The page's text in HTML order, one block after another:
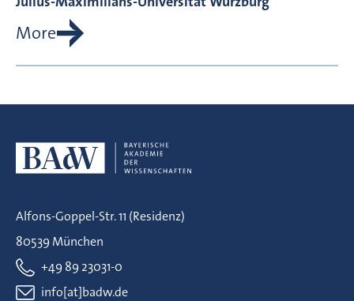
More
Alfons-Goppel-Str. 11 (Residenz)
80539 München
+49 89 23031-0
info[at]badw.de